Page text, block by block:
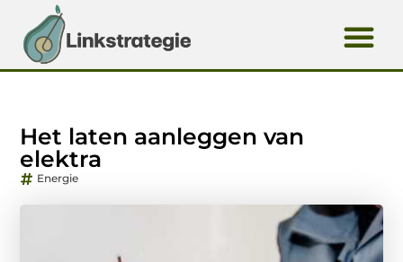
Het laten aanleggen van
elektra
Energie